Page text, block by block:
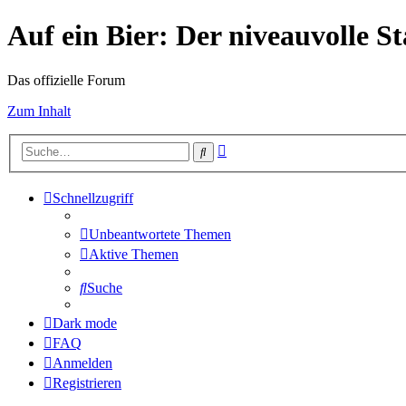
Auf ein Bier: Der niveauvolle
Das offizielle Forum
Zum Inhalt
Suche
Schnellzugriff
Unbeantwortete Themen
Aktive Themen
Suche
Dark mode
FAQ
Anmelden
Registrieren